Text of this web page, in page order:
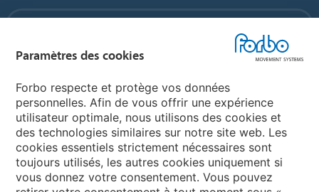
Forbo Flooring Systems
Forbo Movement Systems
Choisir un pays
Paramètres des cookies
Forbo respecte et protège vos données
personnelles. Afin de vous offrir une expérience
utilisateur optimale, nous utilisons des cookies et
des technologies similaires sur notre site web. Les
cookies essentiels strictement nécessaires sont
toujours utilisés, les autres cookies uniquement si
vous donnez votre consentement. Vous pouvez